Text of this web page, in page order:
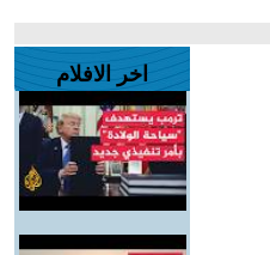
اخر الافلام